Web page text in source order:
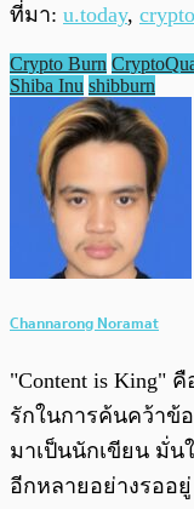
ที่มา: u.today,
Crypto Burn
Shiba Inu shibburn
Channarong Noramat
"Content is King"
รักในการค้นคว้าข้
มาเป็นนักเขียน มั่น
อีกหลายอย่างรออยู่